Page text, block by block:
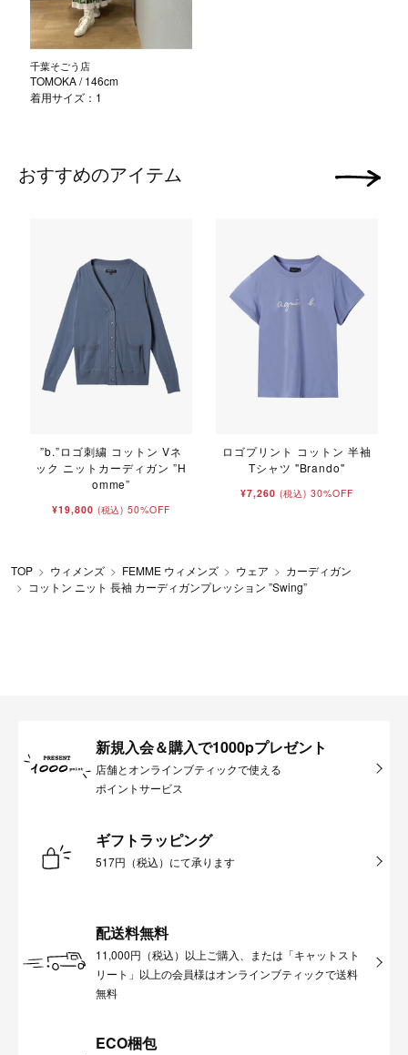
千葉そごう店
TOMOKA/ 146cm
着用サイズ：1
おすすめのアイテム
”b.”ロゴ刺繍 コットン Vネ
ック ニットカーディガン ”H
omme”
¥19,800 (税込) 50%OFF
ロゴプリント コットン 半袖
Tシャツ "Brando"
¥7,260 (税込) 30%OFF
次の画像
TOP ウィメンズ FEMME ウィメンズ ウェア
カーディガン
コットン ニット 長袖 カーディガンプレッション ”Swing”
新規入会＆購入で1000pプレゼント
店舗とオンラインブティックで使える
ポイントサービス
ギフトラッピング
517円（税込）にて承ります
配送料無料
11,000円（税込）以上ご購入、または「キャットスト
リート」以上の会員様はオンラインブティックで送料
無料
ECO梱包